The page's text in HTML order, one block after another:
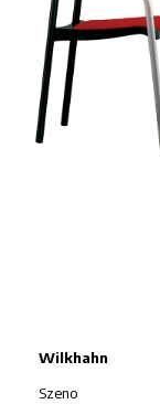
Wilkhahn
Szeno